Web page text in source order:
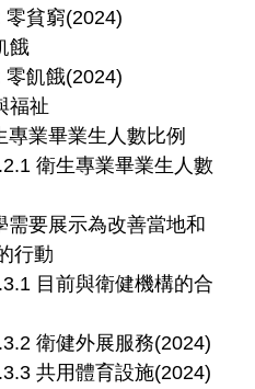
零貧窮(2024)
餓
零飢餓(2024)
福祉
專業畢業生人數比例
衛生專業畢業生人數
需要展示為改善當地和
行動
目前與衛健機構的合
衛健外展服務(2024)
共用體育設施(2024)